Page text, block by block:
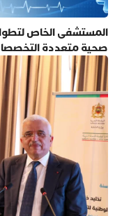
المستشفى الخاص
صحية متعددة التخصصات